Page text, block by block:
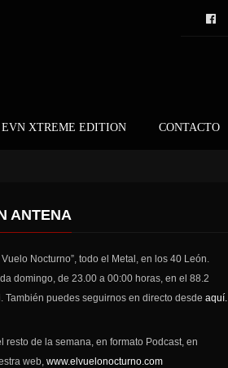
EVN XTREME EDITION CONTACTO
ANTENA
Vuelo Nocturno”, todo el Metal, en los 40 León.
domingo, de 23.00 a 00:00 horas, en el 88.2
También puedes seguirnos en directo desdeaquí.
resto de la semana, en formato Podcast, en
web,www.elvuelonocturno.com